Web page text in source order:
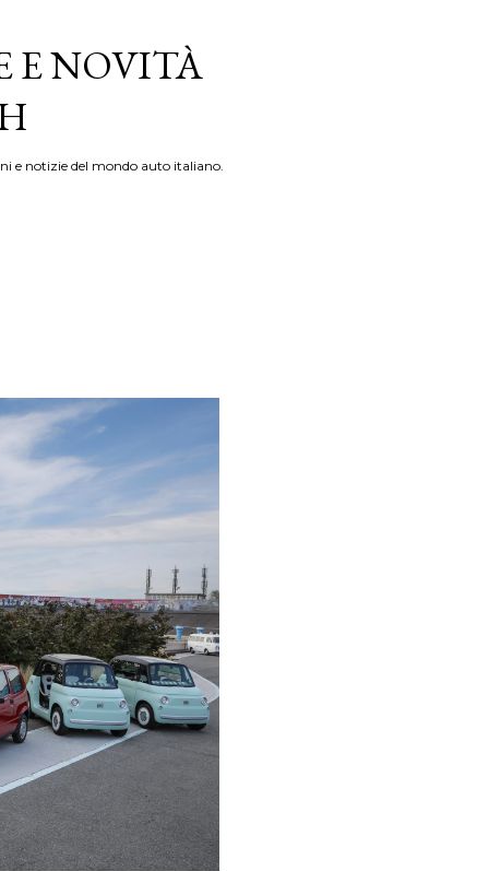
E NOVITÀ
e notizie del mondo auto italiano.